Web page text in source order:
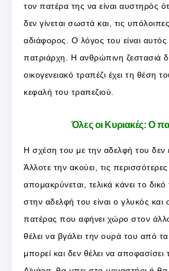
τον πατέρα της να είναι αυστηρός
δεν γίνεται σωστά και, τις υπόλοιπες
αδιάφορος. Ο λόγος του είναι
πατριάρχη. Η ανθρώπινη ζεστασιά
οικογενειακό τραπέζι έχει τη θέση
κεφαλή του τραπεζιού.
Όλες οι Κυριακές: Ο
Η σχέση του με την αδελφή του δεν
Άλλοτε την ακούει, τις
απομακρύνεται, τελικά κάνει το
στην αδελφή του είναι ο γλυκός και
πατέρας που αφήνει χώρο στον
θέλει να βγάλει την ουρά του από
μπορεί και δεν θέλει να αποφασίσει